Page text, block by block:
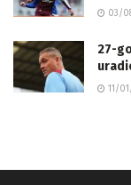
03/
27-
11/